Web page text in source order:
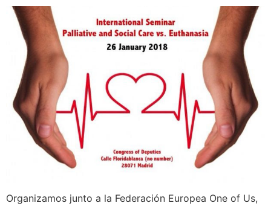
Organizamos junto a la Federación Europea One of Us,